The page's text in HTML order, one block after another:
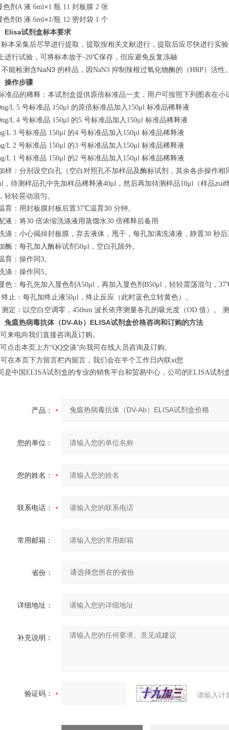
色剂A 液 6ml×1 瓶 11 封板膜 2 张
色剂B 液 6ml×1/瓶 12 密封袋 1 个
Elisa试剂盒标本要求
标本采集后尽早进行提取，提取按相关文献进行，提取后应尽快进行实
进行试验，可将标本放于-20℃保存，但应避免反复冻融
不能检测含NaN3 的样品，因NaN3 抑制辣根过氧化物酶的（HRP）活性。
操作步骤
准品的稀释：本试剂盒提供原倍标准品一支，用户可按照下列图表在小
L 5 号标准品 150μl 的原倍标准品加入 150μl 标准品稀释液
L 4 号标准品 150μl 的5 号标准品加入 150μl 标准品稀释液
L 3 号标准品 150μl 的4 号标准品加入 150μl 标准品稀释液
L 2 号标准品 150μl 的3 号标准品加入 150μl 标准品稀释液
L 1 号标准品 150μl 的2 号标准品加入 150μl 标准品稀释液
样：分别设空白孔（空白对照孔不加样品及酶标试剂，其余各步操作
，待测样品孔中先加样品稀释液40μl ，然后再加待测样品10μl （样品zui
轻轻晃动混匀。
育：用封板膜封板后置37℃温育30 分钟。
液：将30 倍浓缩洗涤液用蒸馏水30 倍稀释后备用
涤：小心揭掉封板膜，弃去液体，甩干，每孔加满洗涤液，静置30 秒后
酶：每孔加入酶标试剂 50μl ，空白孔除外。
育：操作同3。
涤：操作同5。
色：每孔先加入显色剂 A50μl ，再加入显色剂 B50μl ，轻轻震荡混匀， 37
终止：每孔加终止液50μl ，终止反应（此时蓝色立转黄色）。
测定：以空白空调零， 450nm 波长依序测量各孔的吸光度（OD 值）。
兔瘟热病毒抗体（DV-Ab）ELISA试剂盒价格咨询和订购的方法
可来电向我们直接咨询及订购。
可点击本页上方“QQ交谈”向我司在线人员咨询及订购。
在本页下方留言栏内留言，我们会在半个工作日内联xi您
是中国ELISA试剂盒的专业的销售平台和贸易中心，公司的ELISA试剂
产品：
您的单位：
您的姓名：
联系电话：
常用邮箱：
省份：
详细地址：
补充说明：
验证码： 请输入计